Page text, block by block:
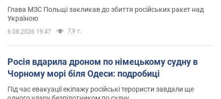
Глава МЗС Польщі закликав до збиття російських ракет над
Україною
6.08.2026 19:47 7,9 т.
Росія вдарила дроном по німецькому судну в
Чорному морі біля Одеси: подробиці
Під час евакуації екіпажу російські терористи завдали ще